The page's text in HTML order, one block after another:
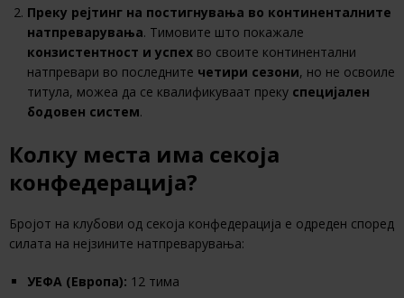
Преку рејтинг на постигнувања во континенталните
натпреварувања. Тимовите што покажале
конзистентност и успех во своите континентални
натпревари во последните четири сезони, но не освоиле
титула, можеа да се квалификуваат преку специјален
бодовен систем.
Колку места има секоја
конфедерација?
Бројот на клубови од секоја конфедерација е одреден според
силата на нејзините натпреварувања:
УЕФА (Европа): 12 тима